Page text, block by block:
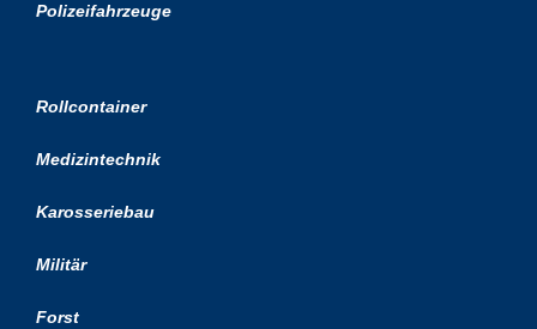
Polizeifahrzeuge
Rollcontainer
Medizintechnik
Karosseriebau
Militär
Forst